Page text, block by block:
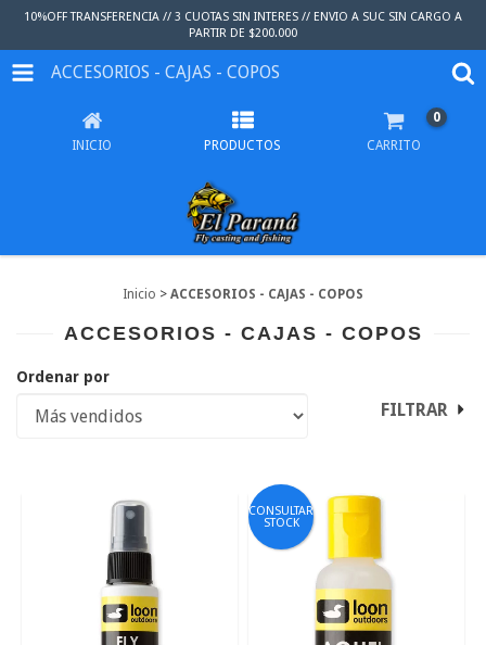
10%OFF TRANSFERENCIA // 3 CUOTAS SIN INTERES // ENVIO A SUC SIN CARGO A
PARTIR DE $200.000
ACCESORIOS - CAJAS - COPOS
INICIO PRODUCTOS CARRITO
0
Inicio > ACCESORIOS - CAJAS - COPOS
ACCESORIOS - CAJAS - COPOS
Ordenar por
FILTRAR
CONSULTAR
STOCK